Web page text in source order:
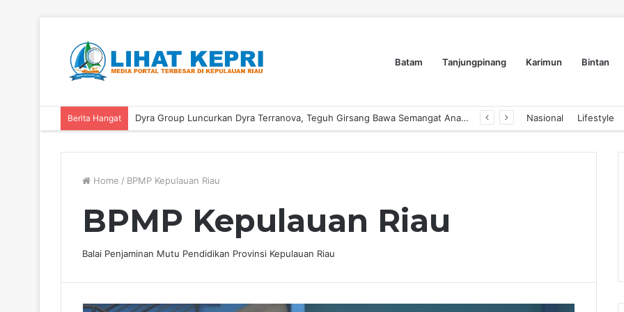
Batam Tanjungpinang Karimun Bintan
Berita Hangat Dyra Group Luncurkan Dyra Terranova, Teguh Girsang Bawa Semangat Anak Muda Bangun Masa Depan Properti Batam Nasional Lifestyle
Home / BPMP Kepulauan Riau
BPMP Kepulauan Riau
Balai Penjaminan Mutu Pendidikan Provinsi Kepulauan Riau